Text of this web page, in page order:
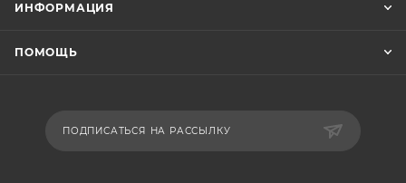
ИНФОРМАЦИЯ
ПОМОЩЬ
ПОДПИСАТЬСЯ НА РАССЫЛКУ